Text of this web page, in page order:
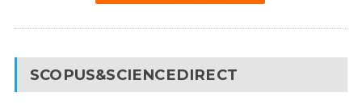
SCOPUS&SCIENCEDIRECT